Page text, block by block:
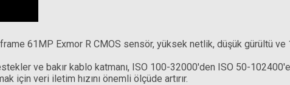
61MP Exmor R CMOS sensör, yüksek netlik, düşük gürültü
ve bakır kablo katmanı, ISO 100-32000'den ISO 50-
için veri iletim hızını önemli ölçüde artırır.